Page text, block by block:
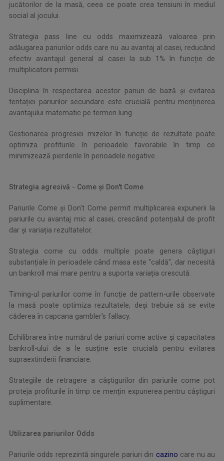
jucătorilor de la masă, ceea ce poate crea tensiuni în mediul
social al jocului.
Strategia pass line cu odds maximizează valoarea prin
adăugarea pariurilor odds care nu au avantaj al casei, reducând
efectiv avantajul general al casei la sub 1% în funcție de
multiplicatorii permisi.
Disciplina în respectarea acestor pariuri de bază și evitarea
tentației pariurilor secundare este crucială pentru menținerea
avantajului matematic pe termen lung.
Gestionarea progresiei mizelor în funcție de rezultate poate
optimiza profiturile în perioadele favorabile în timp ce
minimizează pierderile în perioadele negative.
Strategia agresivă - Come și Don't Come
Pariurile Come și Don't Come permit multiplicarea expunerii la
pariurile cu avantaj mic al casei, crescând potențialul de profit
dar și variația rezultatelor.
Strategia come cu odds multiple poate genera câștiguri
substanțiale în perioadele când masa este "caldă", dar necesită
un bankroll mai mare pentru a suporta variația crescută.
Timing-ul pariurilor come în funcție de pattern-urile observate
la masă poate optimiza rezultatele, deși trebuie să se evite
căderea în capcana gambler's fallacy.
Echilibrarea între numărul de pariuri come active și capacitatea
bankroll-ului de a le susține este crucială pentru evitarea
supraextinderii financiare.
Strategiile de retragere a câștigurilor din pariurile come pot
proteja profiturile în timp ce mențin expunerea pentru câștiguri
suplimentare.
Utilizarea pariurilor Odds
Pariurile odds reprezintă singurele pariuri din cazino care nu au